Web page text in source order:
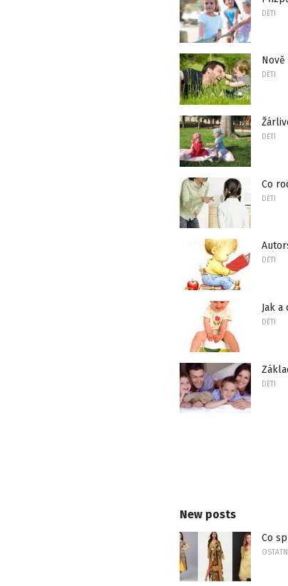
DĚTI
DĚTI
DĚTI
Co
DĚTI
DĚTI
Jak
DĚTI
DĚTI
New posts
Co
OSTATNÍ